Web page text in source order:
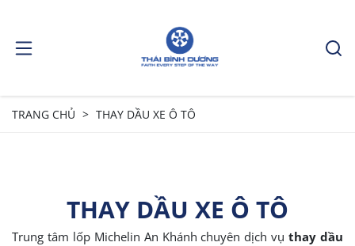
TRANG CHỦ THAY DẦU XE Ô TÔ
THAY DẦU XE Ô TÔ
Trung tâm lốp Michelin An Khánh chuyên dịch vụthay dầu